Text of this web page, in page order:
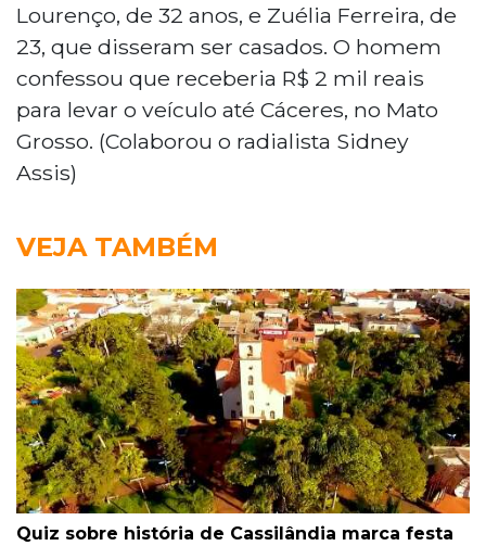
Lourenço, de 32 anos, e Zuélia Ferreira, de
23, que disseram ser casados. O homem
confessou que receberia R$ 2 mil reais
para levar o veículo até Cáceres, no Mato
Grosso. (Colaborou o radialista Sidney
Assis)
VEJA TAMBÉM
Quiz sobre história de Cassilândia marca festa